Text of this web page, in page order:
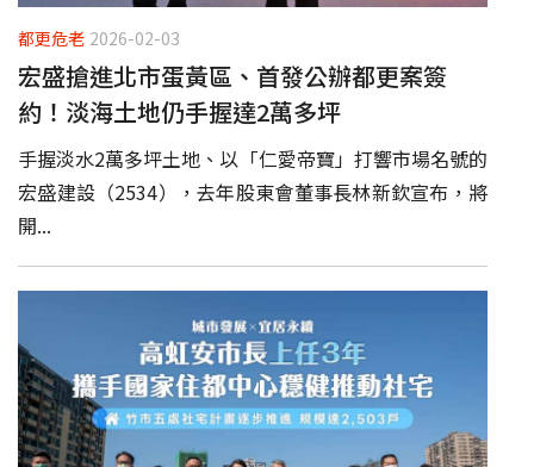
都更危老 2026-02-03
宏盛搶進北市蛋黃區、首發公辦都更案簽
約！淡海土地仍手握達2萬多坪
手握淡水2萬多坪土地、以「仁愛帝寶」打響市場名號的
宏盛建設（2534），去年股東會董事長林新欽宣布，將
開...